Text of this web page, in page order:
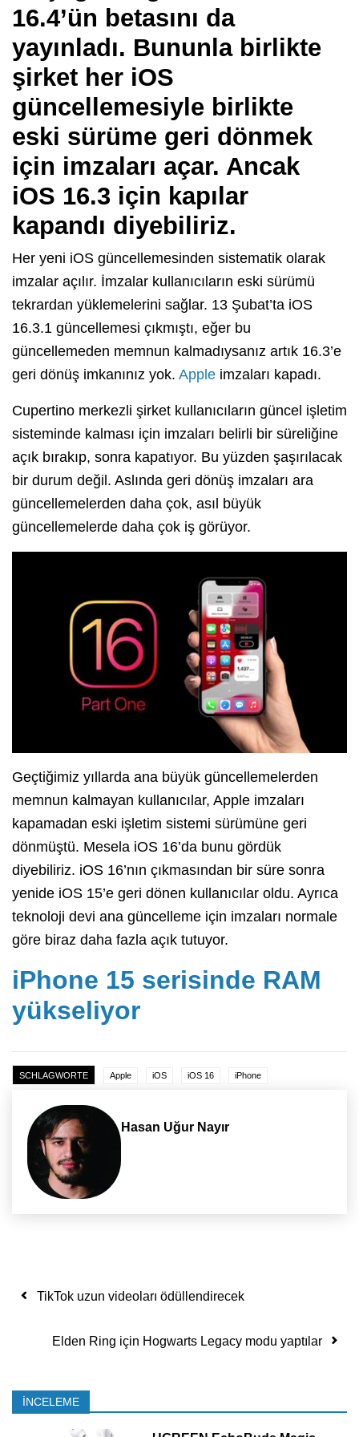
16.4’ün betasını da
yayınladı. Bununla birlikte
şirket her iOS
güncellemesiyle birlikte
eski sürüme geri dönmek
için imzaları açar. Ancak
iOS 16.3 için kapılar
kapandı diyebiliriz.
Her yeni iOS güncellemesinden sistematik olarak
imzalar açılır. İmzalar kullanıcıların eski sürümü
tekrardan yüklemelerini sağlar. 13 Şubat’ta iOS
16.3.1 güncellemesi çıkmıştı, eğer bu
güncellemeden memnun kalmadıysanız artık 16.3’e
geri dönüş imkanınız yok. Apple imzaları kapadı.
Cupertino merkezli şirket kullanıcıların güncel işletim
sisteminde kalması için imzaları belirli bir süreliğine
açık bırakıp, sonra kapatıyor. Bu yüzden şaşırılacak
bir durum değil. Aslında geri dönüş imzaları ara
güncellemelerden daha çok, asıl büyük
güncellemelerde daha çok iş görüyor.
Geçtiğimiz yıllarda ana büyük güncellemelerden
memnun kalmayan kullanıcılar, Apple imzaları
kapamadan eski işletim sistemi sürümüne geri
dönmüştü. Mesela iOS 16’da bunu gördük
diyebiliriz. iOS 16’nın çıkmasından bir süre sonra
yenide iOS 15’e geri dönen kullanıcılar oldu. Ayrıca
teknoloji devi ana güncelleme için imzaları normale
göre biraz daha fazla açık tutuyor.
iPhone 15 serisinde RAM
yükseliyor
SCHLAGWORTE Apple iOS iOS 16 iPhone
Hasan Uğur Nayır
Yazı dolaşımı
TikTok uzun videoları ödüllendirecek
Elden Ring için Hogwarts Legacy modu yaptılar
İNCELEME